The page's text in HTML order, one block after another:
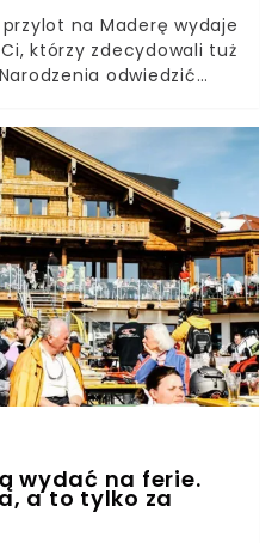
na Maderę wydaje
którzy zdecydowali tuż
odwiedzić
samoloty zaczną znów
wydać na ferie.
a to tylko za